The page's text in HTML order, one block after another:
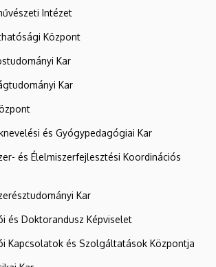
Intézet
Központ
Kar
Kar
és Gyógypedagógiai Kar
és Élelmiszerfejlesztési Koordinációs
Kar
és Doktorandusz Képviselet
Kapcsolatok és Szolgáltatások Központja